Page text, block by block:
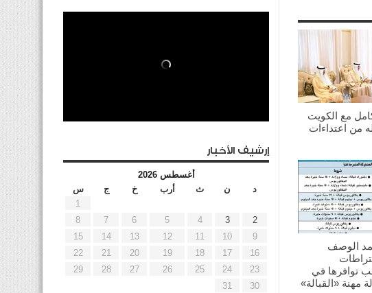
مع الكويت
من اعتداءات
الوصف
توافرها في
مهنة «القبالة»
إرشيف الأخبار
أغسطس 2026
د
ن ث أرب خ ج
س
1
2
3
4
5
6
7
8
9
10
11
12
13
14
15
16
17
18
19
20
21
22
23
24
25
26
27
28
29
30
31